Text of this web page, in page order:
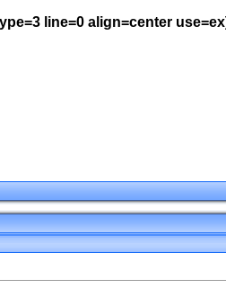
line=0 align=center use=ex